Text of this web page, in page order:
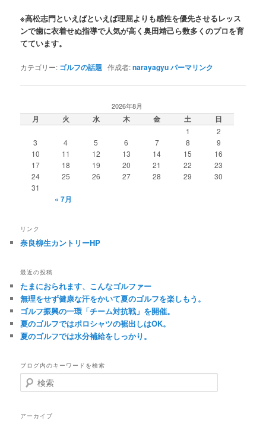
※高松志門といえばといえば理屈よりも感性を優先させるレッス
ンで歯に衣着せぬ指導で人気が高く奥田靖己ら数多くのプロを育
てています。
カテゴリー: ゴルフの話題 作成者:narayagyuパーマリンク
2026年8月
月 火 水 木 金 土 日
1
2
3
4 5 6 7 8
9
10
11 12 13 14 15
16
17
18 19 20 21 22
23
24
25 26 27 28 29
30
31
« 7月
リンク
奈良柳生カントリーHP
最近の投稿
たまにおられます、こんなゴルファー
無理をせず健康な汗をかいて夏のゴルフを楽しもう。
ゴルフ振興の一環「チーム対抗戦」を開催。
夏のゴルフではポロシャツの裾出しはOK。
夏のゴルフでは水分補給をしっかり。
ブログ内のキーワードを検索
検
索
アーカイブ